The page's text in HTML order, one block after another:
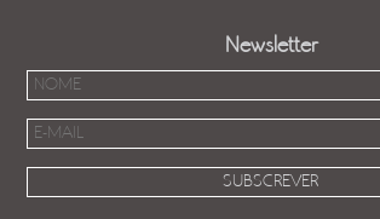
Newsletter